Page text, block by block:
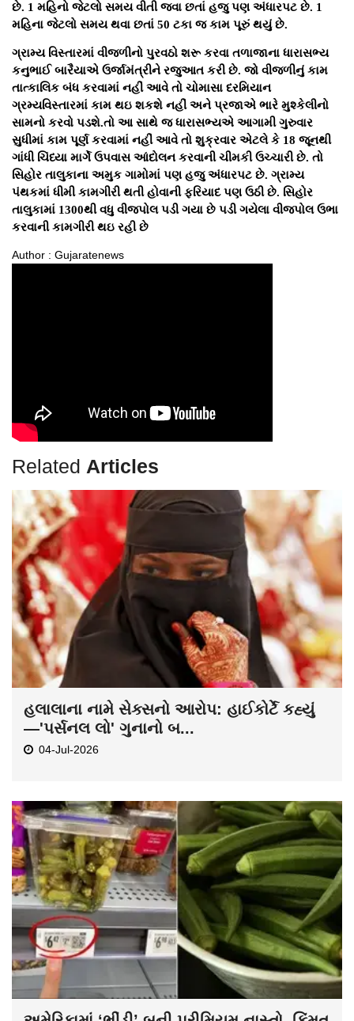
છે. 1 મહિનો જેટલો સમય વીતી જવા છતાં હજુ પણ અંધારપટ છે. 1
મહિના જેટલો સમય થવા છતાં 50 ટકા જ કામ પૂરું થયું છે.
ગ્રામ્ય વિસ્તારમાં વીજળીનો પુરવઠો શરૂ કરવા તળાજાના ધારાસભ્ય
કનુભાઈ બારૈયાએ ઉર્જામંત્રીને રજુઆત કરી છે. જો વીજળીનું કામ
તાત્કાલિક બંધ કરવામાં નહીં આવે તો ચોમાસા દરમિયાન
ગ્રમ્યવિસ્તારમાં કામ થઇ શકશે નહીં અને પ્રજાએ ભારે મુશ્કેલીનો
સામનો કરવો પડશે.તો આ સાથે જ ધારાસભ્યએ આગામી ગુરુવાર
સુધીમાં કામ પૂર્ણ કરવામાં નહીં આવે તો શુક્રવાર એટલે કે 18 જૂનથી
ગાંધી ચિંધ્યા માર્ગે ઉપવાસ આંદોલન કરવાની ચીમકી ઉચ્ચારી છે. તો
સિહોર તાલુકાના અમુક ગામોમાં પણ હજુ અંધારપટ છે. ગ્રામ્ય
પંથકમાં ધીમી કામગીરી થતી હોવાની ફરિયાદ પણ ઉઠી છે. સિહોર
તાલુકામાં 1300થી વધુ વીજપોલ પડી ગયા છે પડી ગયેલા વીજપોલ ઉભા
કરવાની કામગીરી થઇ રહી છે
Author : Gujaratenews
Related Articles
હલાલાના નામે સેક્સનો આરોપ: હાઈકોર્ટે કહ્યું
—'પર્સનલ લો' ગુનાનો બ...
04-Jul-2026